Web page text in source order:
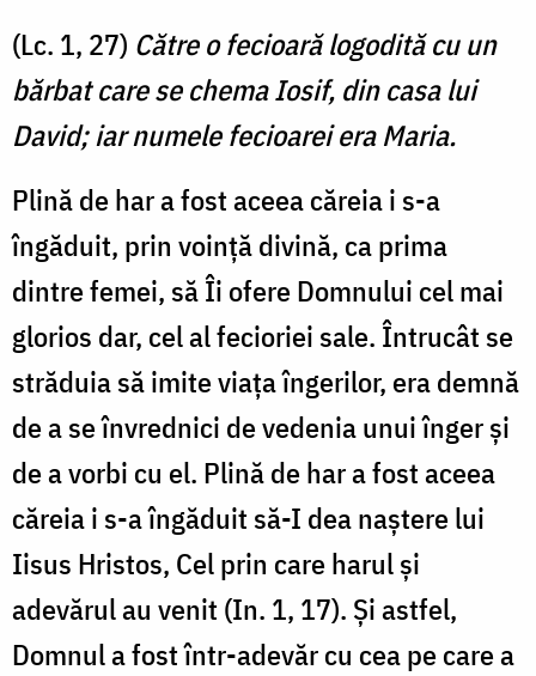
(Lc. 1, 27) Către o fecioară logodită cu un
bărbat care se chema Iosif, din casa lui
David; iar numele fecioarei era Maria.
Plină de har a fost aceea căreia i s-a
îngăduit, prin voință divină, ca prima
dintre femei, să Îi ofere Domnului cel mai
glorios dar, cel al fecioriei sale. Întrucât se
străduia să imite viața îngerilor, era demnă
de a se învrednici de vedenia unui înger și
de a vorbi cu el. Plină de har a fost aceea
căreia i s-a îngăduit să-I dea naștere lui
Iisus Hristos, Cel prin care harul şi
adevărul au venit (In. 1, 17). Și astfel,
Domnul a fost într-adevăr cu cea pe care a